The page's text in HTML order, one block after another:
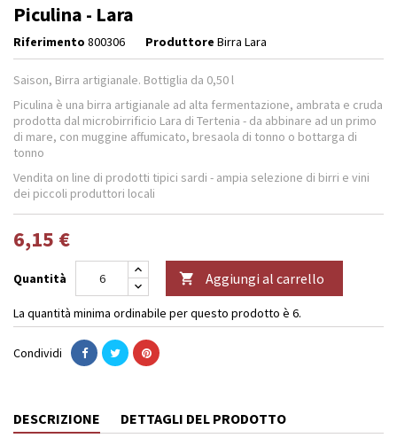
Piculina - Lara
Riferimento 800306 Produttore Birra Lara
Saison, Birra artigianale. Bottiglia da 0,50 l
Piculina è una birra artigianale ad alta fermentazione, ambrata e cruda
prodotta dal microbirrificio Lara di Tertenia - da abbinare ad un primo
di mare, con muggine affumicato, bresaola di tonno o bottarga di
tonno
Vendita on line di prodotti tipici sardi - ampia selezione di birri e vini
dei piccoli produttori locali
6,15 €
Quantità  Aggiungi al carrello
La quantità minima ordinabile per questo prodotto è 6.
Condividi
DESCRIZIONE DETTAGLI DEL PRODOTTO